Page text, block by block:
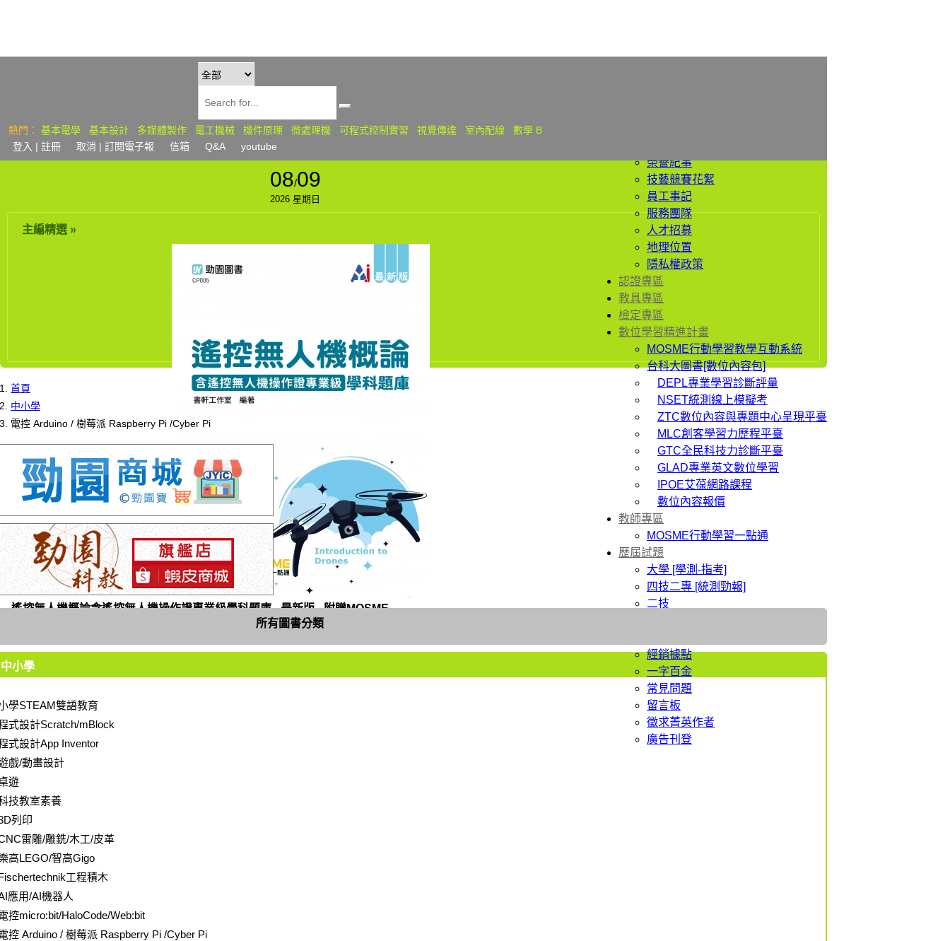
榮譽紀事
技藝競賽花絮
員工事記
服務團隊
人才招募
地理位置
隱私權政策
認證專區
教具專區
檢定專區
數位學習精進計畫
MOSME行動學習教學互動系統
台科大圖書[數位內容包]
DEPL專業學習診斷評量
NSET統測線上模擬考
ZTC數位內容與專題中心呈現平臺
MLC創客學習力歷程平臺
GTC全民科技力診斷平臺
GLAD專業英文數位學習
IPOE艾葆網路課程
數位內容報價
教師專區
MOSME行動學習一點通
歷屆試題
大學 [學測-指考]
四技二專 [統測勁報]
二技
經銷據點
一字百金
常見問題
留言板
徵求菁英作者
廣告刊登
熱門： 基本電學 基本設計 多媒體製作 電工機械 機件原理 微處理機 可程式控制實習 視覺傳達 室內配線
數學 B
登入 | 註冊 取消 | 訂閱電子報 信箱 Q&A youtube
08/09
2026 星期日
主編精選 »
遙控無人機概論含遙控無人機操作證專業級學科題庫 - 最新版 - 附贈MOSME
首頁
中小學
電控 Arduino / 樹莓派 Raspberry Pi /Cyber Pi
所有圖書分類
小學
學STEAM雙語教育
式設計Scratch/mBlock
式設計App Inventor
戲/動畫設計
遊
技教室素養
列印
雷雕/雕銑/木工/皮革
高LEGO/智高Gigo
工程積木
應用/AI機器人
控micro:bit/HaloCode/Web:bit
控 Arduino / 樹莓派 Raspberry Pi /Cyber Pi